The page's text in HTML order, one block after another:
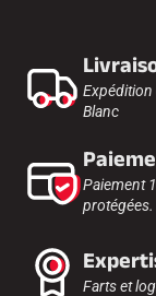
Expédition
Blanc
Paiement
protégées.
Farts et